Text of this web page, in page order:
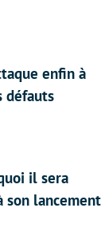
enfin à
défauts
il sera
son lancement